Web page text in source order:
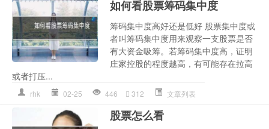
如何看股票筹码集中度
筹码集中度高好还是低好 股票集中度或
者叫筹码集中度用来观察一支股票是否
有大资金吸筹。若筹码集中度高，证明
庄家控股的程度越高，有可能存在拉高
或者打压...
rhk 02-25 446 312 文章列表
股票怎么看